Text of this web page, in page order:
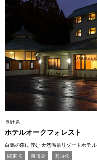
長野県
ホテルオークフォレスト
白馬の森に佇む 天然温泉リゾートホテル
関東発
東海発 関西発